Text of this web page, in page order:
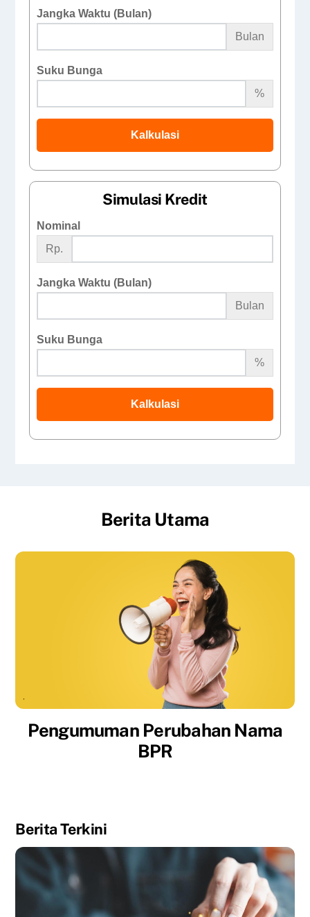
Jangka Waktu (Bulan)
Bulan
Suku Bunga
%
Kalkulasi
Simulasi Kredit
Nominal
Rp.
Jangka Waktu (Bulan)
Bulan
Suku Bunga
%
Kalkulasi
Berita Utama
Pengumuman Perubahan Nama
BPR
Berita Terkini